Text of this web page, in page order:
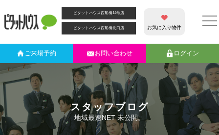
ピタットハウス西船橋14号店
ピタットハウス西船橋北口店 お気に入り物件
ご来場予約 お問い合わせ ログイン
スタッフブログ
地域最速NET 未公開。